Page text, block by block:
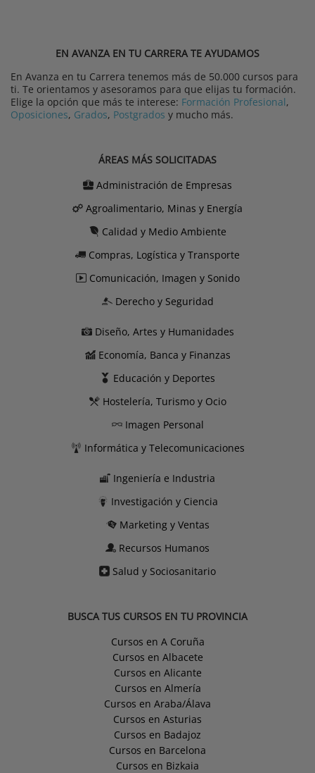
EN AVANZA EN TU CARRERA TE AYUDAMOS
En Avanza en tu Carrera tenemos más de 50.000 cursos para
ti. Te orientamos y asesoramos para que elijas tu formación.
Elige la opción que más te interese: Formación Profesional,
Oposiciones, Grados, Postgrados y mucho más.
ÁREAS MÁS SOLICITADAS
Administración de Empresas
Agroalimentario, Minas y Energía
Calidad y Medio Ambiente
Compras, Logística y Transporte
Comunicación, Imagen y Sonido
Derecho y Seguridad
Diseño, Artes y Humanidades
Economía, Banca y Finanzas
Educación y Deportes
Hostelería, Turismo y Ocio
Imagen Personal
Informática y Telecomunicaciones
Ingeniería e Industria
Investigación y Ciencia
Marketing y Ventas
Recursos Humanos
Salud y Sociosanitario
BUSCA TUS CURSOS EN TU PROVINCIA
Cursos en A Coruña
Cursos en Albacete
Cursos en Alicante
Cursos en Almería
Cursos en Araba/Álava
Cursos en Asturias
Cursos en Badajoz
Cursos en Barcelona
Cursos en Bizkaia